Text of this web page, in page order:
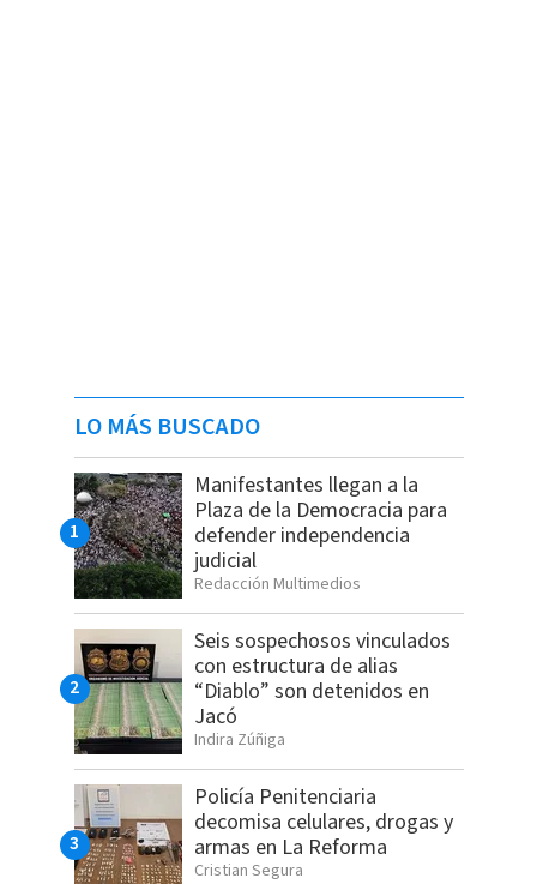
LO MÁS BUSCADO
Manifestantes llegan a la
Plaza de la Democracia para
defender independencia
judicial
Redacción Multimedios
Seis sospechosos vinculados
con estructura de alias
“Diablo” son detenidos en
Jacó
Indira Zúñiga
Policía Penitenciaria
decomisa celulares, drogas y
armas en La Reforma
Cristian Segura